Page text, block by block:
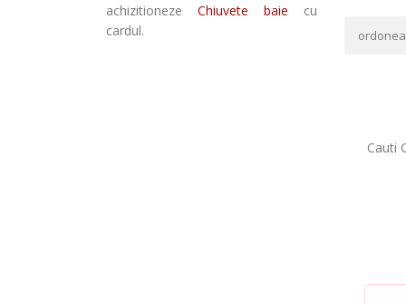
achizitioneze Chiuvete baie cu
cardul.
Cauti